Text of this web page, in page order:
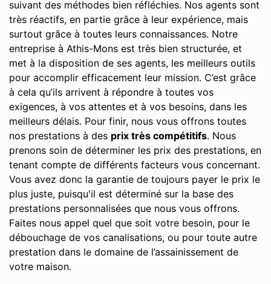
suivant des méthodes bien réfléchies. Nos agents sont
très réactifs, en partie grâce à leur expérience, mais
surtout grâce à toutes leurs connaissances. Notre
entreprise à Athis-Mons est très bien structurée, et
met à la disposition de ses agents, les meilleurs outils
pour accomplir efficacement leur mission. C’est grâce
à cela qu’ils arrivent à répondre à toutes vos
exigences, à vos attentes et à vos besoins, dans les
meilleurs délais. Pour finir, nous vous offrons toutes
nos prestations à des prix très compétitifs. Nous
prenons soin de déterminer les prix des prestations, en
tenant compte de différents facteurs vous concernant.
Vous avez donc la garantie de toujours payer le prix le
plus juste, puisqu'il est déterminé sur la base des
prestations personnalisées que nous vous offrons.
Faites nous appel quel que soit votre besoin, pour le
débouchage de vos canalisations, ou pour toute autre
prestation dans le domaine de l’assainissement de
votre maison.